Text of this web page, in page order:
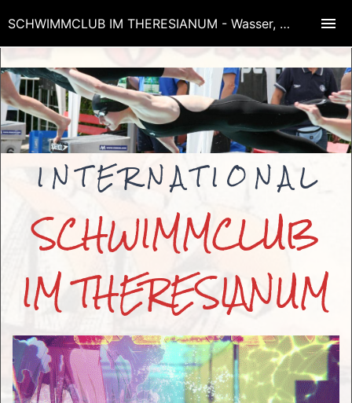
I N T E R N A T I O N A L
SCHWIMMCLUB
IM THERESIANUM
SCHWIMMCLUB IM THERESIANUM - Wasser, Bewegung, Aufmerksamkeit, Zielorientierung, Lächeln, Erfolg!